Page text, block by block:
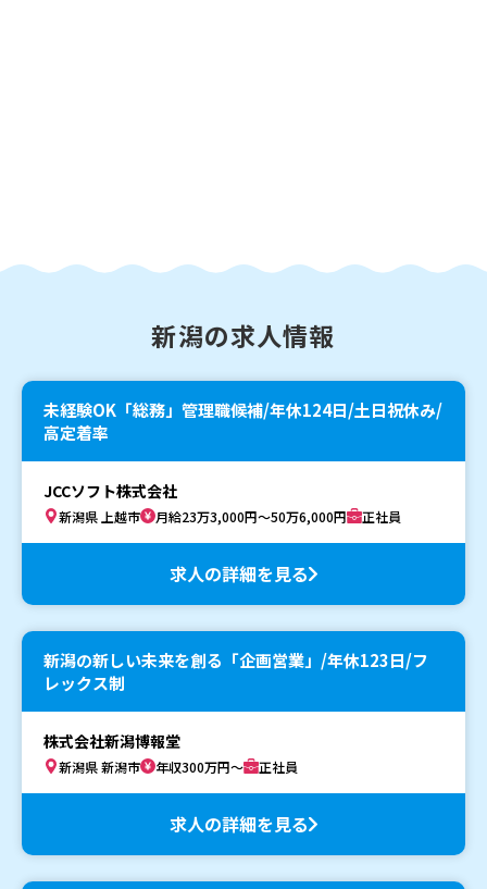
新潟の求人情報
未経験OK「総務」管理職候補/年休124日/土日祝休み/
高定着率
JCCソフト株式会社
新潟県 上越市 月給23万3,000円～50万6,000円 正社員
求人の詳細を見る
新潟の新しい未来を創る「企画営業」/年休123日/フ
レックス制
株式会社新潟博報堂
新潟県 新潟市 年収300万円～ 正社員
求人の詳細を見る